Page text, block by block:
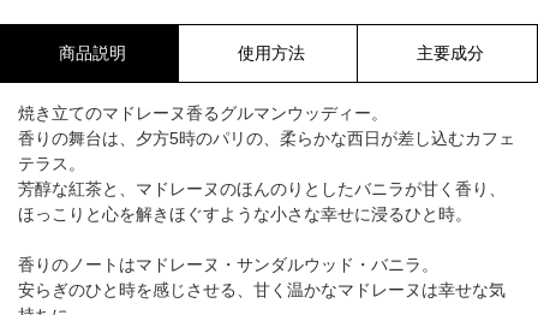
商品説明 使用方法 主要成分
焼き立てのマドレーヌ香るグルマンウッディー。
香りの舞台は、夕方5時のパリの、柔らかな西日が差し込むカフェ
テラス。
芳醇な紅茶と、マドレーヌのほんのりとしたバニラが甘く香り、
ほっこりと心を解きほぐすような小さな幸せに浸るひと時。
香りのノートはマドレーヌ・サンダルウッド・バニラ。
安らぎのひと時を感じさせる、甘く温かなマドレーヌは幸せな気